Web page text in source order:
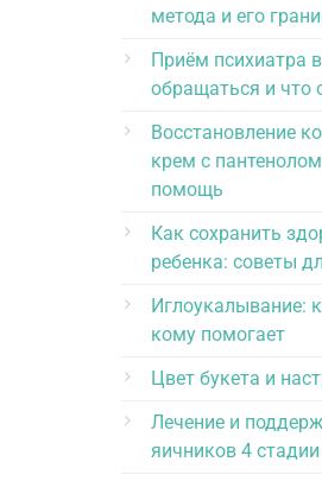
метода и его
Приём психиатра
обращаться и что
Восстановление
крем с
помощь
Как сохранить
ребенка: советы
Иглоукалывание:
кому помогает
Цвет букета и
Лечение и
яичников 4 стадии